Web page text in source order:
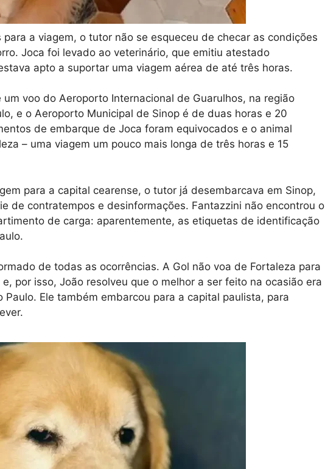
para a viagem, o tutor não se esqueceu de checar as condições
Joca foi levado ao veterinário, que emitiu atestado
apto a suportar uma viagem aérea de até três horas.
voo do Aeroporto Internacional de Guarulhos, na região
e o Aeroporto Municipal de Sinop é de duas horas e 20
de embarque de Joca foram equivocados e o animal
– uma viagem um pouco mais longa de três horas e 15
para a capital cearense, o tutor já desembarcava em Sinop,
de contratempos e desinformações. Fantazzini não encontrou o
de carga: aparentemente, as etiquetas de identificação
de todas as ocorrências. A Gol não voa de Fortaleza para
por isso, João resolveu que o melhor a ser feito na ocasião era
Paulo. Ele também embarcou para a capital paulista, para